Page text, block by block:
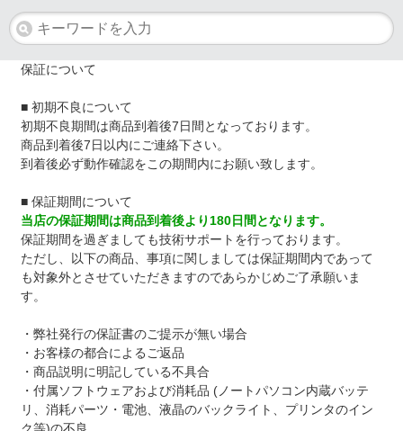
保証について
■ 初期不良について
初期不良期間は商品到着後7日間となっております。
商品到着後7日以内にご連絡下さい。
到着後必ず動作確認をこの期間内にお願い致します。
■ 保証期間について
当店の保証期間は商品到着後より180日間となります。
保証期間を過ぎましても技術サポートを行っております。
ただし、以下の商品、事項に関しましては保証期間内であって
も対象外とさせていただきますのであらかじめご了承願いま
す。
・弊社発行の保証書のご提示が無い場合
・お客様の都合によるご返品
・商品説明に明記している不具合
・付属ソフトウェアおよび消耗品 (ノートパソコン内蔵バッテ
リ、消耗パーツ・電池、液晶のバックライト、プリンタのイン